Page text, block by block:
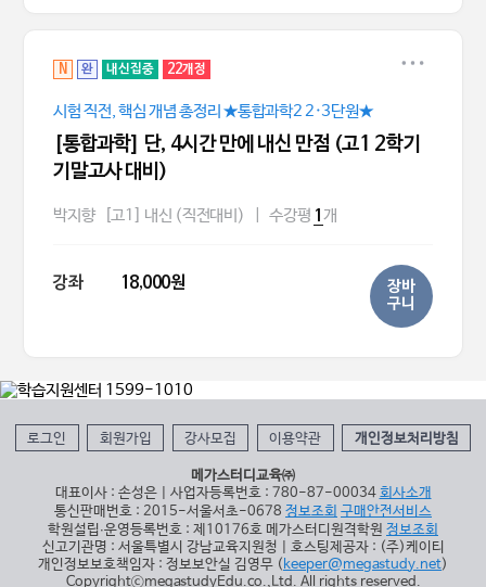
N 완 내신집중 22개정
시험 직전, 핵심 개념 총정리 ★통합과학2 2·3단원★
[통합과학] 단, 4시간 만에 내신 만점 (고1 2학기
기말고사 대비)
박지향 [고1] 내신 (직전대비) 수강평 1 개
강좌 18,000원
장바
구니
로그인 회원가입 강사모집 이용약관 개인정보처리방침
메가스터디교육㈜
대표이사 : 손성은 | 사업자등록번호 : 780-87-00034 회사소개
통신판매번호 : 2015-서울서초-0678 정보조회 구매안전서비스
학원설립∙운영등록번호 : 제10176호 메가스터디원격학원 정보조회
신고기관명 : 서울특별시 강남교육지원청 | 호스팅제공자 : (주)케이티
개인정보보호책임자 : 정보보안실 김영무 ( keeper@megastudy.net)
CopyrightⓒmegastudyEdu.co.,Ltd. All rights reserved.